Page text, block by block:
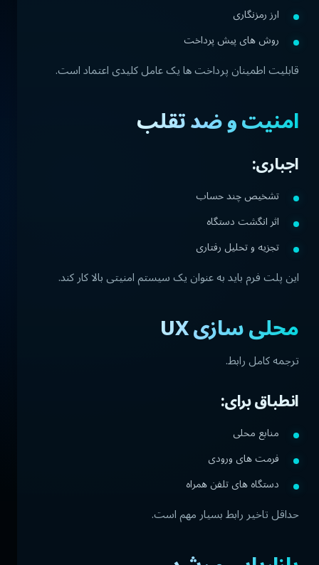
ارز رمزنگاری
روش های پیش پرداخت
قابلیت اطمینان پرداخت ها یک عامل کلیدی اعتماد است.
امنیت و ضد تقلب
اجباری:
تشخیص چند حساب
اثر انگشت دستگاه
تجزیه و تحلیل رفتاری
این پلت فرم باید به عنوان یک سیستم امنیتی بالا کار کند.
محلی سازی UX
ترجمه کامل رابط.
انطباق برای:
منابع محلی
فرمت های ورودی
دستگاه های تلفن همراه
حداقل تاخیر رابط بسیار مهم است.